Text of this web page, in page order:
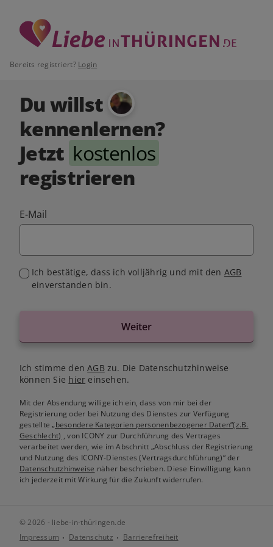
Bereits registriert? Login
Du willst
kennenlernen?
Jetzt kostenlos
registrieren
E-Mail
Ich bestätige, dass ich volljährig und mit den AGB
einverstanden bin.
Weiter
Ich stimme denAGB zu. Die Datenschutzhinweise
können Sie hier einsehen.
Mit der Absendung willige ich ein, dass von mir bei der
Registrierung oder bei Nutzung des Dienstes zur Verfügung
gestellte„besondere Kategorien personenbezogener Daten“(z.B.
Geschlecht) , von ICONY zur Durchführung des Vertrages
verarbeitet werden, wie im Abschnitt „Abschluss der Registrierung
und Nutzung des ICONY-Dienstes (Vertragsdurchführung)“ der
Datenschutzhinweise näher beschrieben. Diese Einwilligung kann
ich jederzeit mit Wirkung für die Zukunft widerrufen.
© 2026 - liebe-in-thüringen.de
Impressum
Datenschutz Barrierefreiheit